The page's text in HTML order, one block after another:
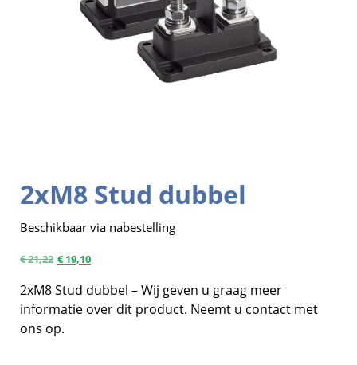
2xM8 Stud dubbel
Beschikbaar via nabestelling
€21,22 €19,10
2xM8 Stud dubbel – Wij geven u graag meer
informatie over dit product. Neemt u contact met
ons op.